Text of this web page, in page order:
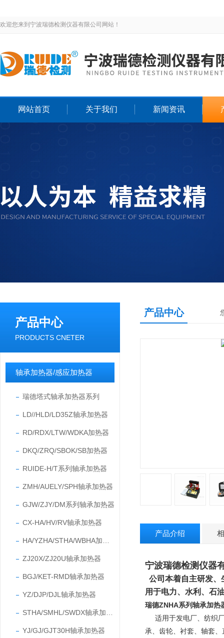
欢迎您来到宁波瑞德检测仪器有限公司网站！
网站首页 关于我们 新闻资讯
产品中心
PRODUCTS CNETER
轴承加热器/感应加热器
瑞德塔式轴承加热器系列
LD//HLD/LD35Z轴承加热器
RD/RDX/LTW/WDKA加热器
DKQ/ZRQ/SBOK/SB加热器
RUIDE-H/T系列轴承加热器
ZMH/AUELY/SPH轴承加热器
GJW/ZJY/DM系列轴承加热器
CX-HA/HV/RV轴承加热器
ZJ20X/ZJ20U轴承加热器
BGJ/KET-RMD轴承加热器
YZ/DJP/DJL轴承加热器
YJ/GJ/GJT30H轴承加热器
产品中心
产品介绍
宁波瑞德检测仪
公司本着自主研发、
用于电力、水利、石
瑞德ZNHA系列轴承加热
适用于发电厂、纺织
承、齿轮、衬套、轴套